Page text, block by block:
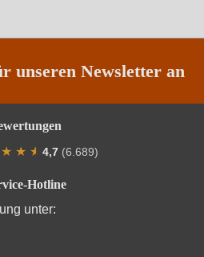
Perl- & Schaumwein
unseren Newsletter an
Hotline
unter:
★ ★ ★
★ 4,7 (6.689)